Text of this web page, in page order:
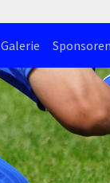
Galerie Sponsoren